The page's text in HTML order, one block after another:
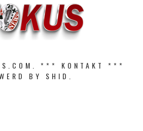
*** KONTAKT
***
BY SHID.